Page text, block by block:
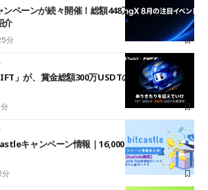
ペーンが続々開催！総額448万USDT超のAIバ
介
分
」が、賞金総額300万USDTのレースとして復
キャンペーン情報｜16,000円口座開設ボーナ
分